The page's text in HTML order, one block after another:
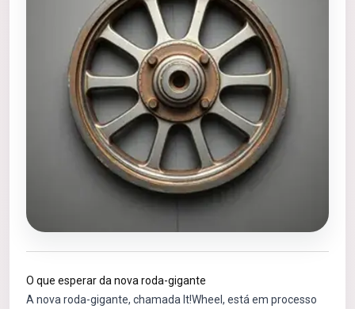
O que esperar da nova roda-gigante
A nova roda-gigante, chamada It!Wheel, está em processo